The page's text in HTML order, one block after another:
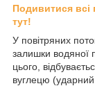
Подивитися всі
тут!
У повітряних
залишки водяної
цього,
вуглецю (ударний